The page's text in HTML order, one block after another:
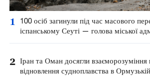
1
100 осіб загинули під час масового
іспанському Сеуті — голова міської
2 Іран та Оман досягли
відновлення судноплавства в